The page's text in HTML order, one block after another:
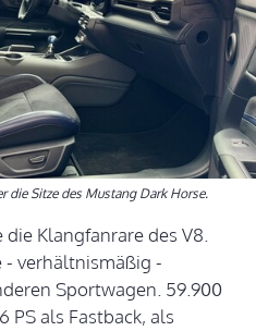
die Sitze des Mustang Dark Horse.
Klangfanrare des V8.
- verhältnismäßig -
Sportwagen. 59.900
PS als Fastback, als